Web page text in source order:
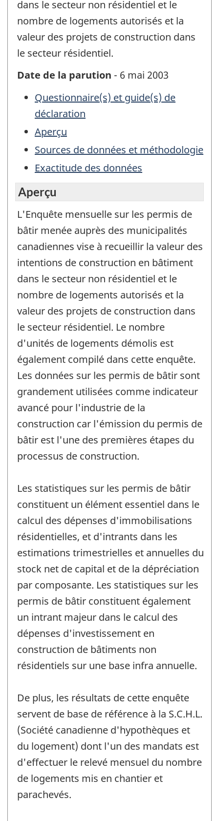
dans le secteur non résidentiel et le
nombre de logements autorisés et la
valeur des projets de construction dans
le secteur résidentiel.
Date de la parution - 6 mai 2003
Questionnaire(s) et guide(s) de
déclaration
Aperçu
Sources de données et méthodologie
Exactitude des données
Aperçu
L'Enquête mensuelle sur les permis de
bâtir menée auprès des municipalités
canadiennes vise à recueillir la valeur des
intentions de construction en bâtiment
dans le secteur non résidentiel et le
nombre de logements autorisés et la
valeur des projets de construction dans
le secteur résidentiel. Le nombre
d'unités de logements démolis est
également compilé dans cette enquête.
Les données sur les permis de bâtir sont
grandement utilisées comme indicateur
avancé pour l'industrie de la
construction car l'émission du permis de
bâtir est l'une des premières étapes du
processus de construction.
Les statistiques sur les permis de bâtir
constituent un élément essentiel dans le
calcul des dépenses d'immobilisations
résidentielles, et d'intrants dans les
estimations trimestrielles et annuelles du
stock net de capital et de la dépréciation
par composante. Les statistiques sur les
permis de bâtir constituent également
un intrant majeur dans le calcul des
dépenses d'investissement en
construction de bâtiments non
résidentiels sur une base infra annuelle.
De plus, les résultats de cette enquête
servent de base de référence à la S.C.H.L.
(Société canadienne d'hypothèques et
du logement) dont l'un des mandats est
d'effectuer le relevé mensuel du nombre
de logements mis en chantier et
parachevés.